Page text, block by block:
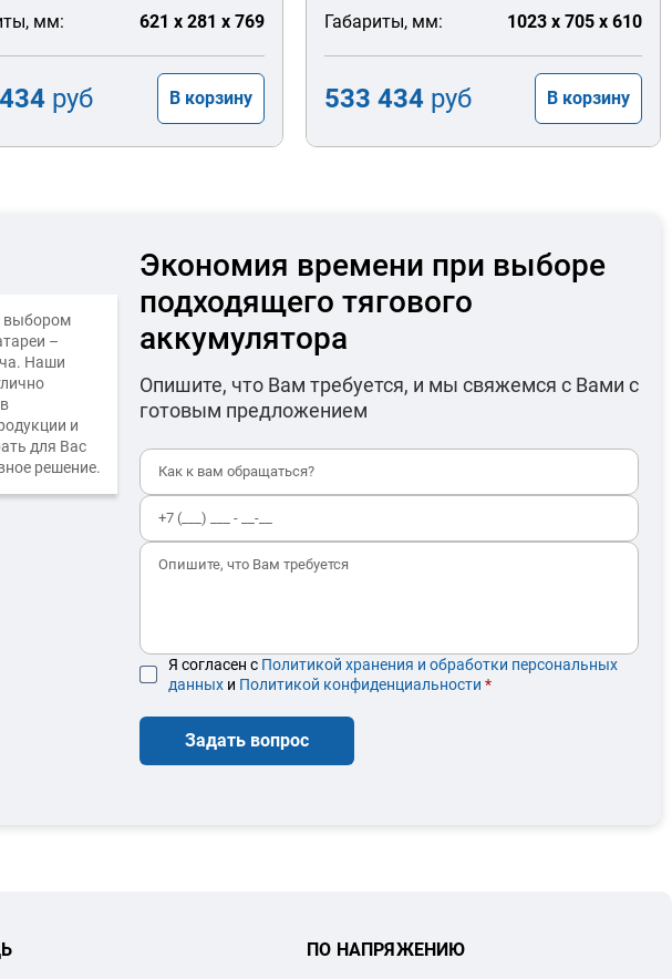
мм:
621 x 281 x 769
руб В корзину
Габариты, мм:
1023 x 705 x 610
533 434руб В корзину
выбором
–
Наши
и
для Вас
решение.
Экономия времени при выборе
подходящего тягового
аккумулятора
Опишите, что Вам требуется, и мы свяжемся с Вами с
готовым предложением
Я согласен с Политикой хранения и обработки персональных
данных и Политикой конфиденциальности *
Задать вопрос
ПО НАПРЯЖЕНИЮ